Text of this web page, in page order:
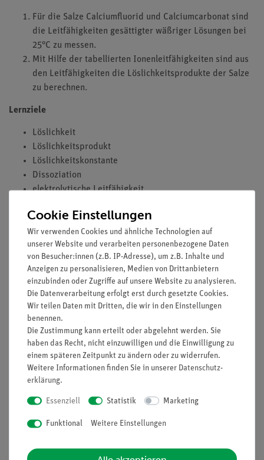
Für die Salze Calciumfluorid und Calciumcarbonat sind
die Leitfähigkeiten gesättigter wäßriger Lösungen bei
25°C zu messen.
Mit Hilfe der tabellierten Ionenleitfähigkeiten sind aus
den Leitfähigkeiten die Löslichkeitsprodukte der Salze
zu berechnen.
Lernziele
Löslichkeit
Löslichkeitsprodukt
Löslichkeitskonstante
Dissoziation
elektrolytische Leitfähigkeit
Leitwert
spezifische Leitfähigkeit
Ionenleitfähigkeit
Ionenbeweglichkeit
(Versuchsliteratur nur in Englisch)
Vorteile
Gute und reproduzierbare Ergebnisse durch
Temperaturkontrolle während des Experiments.
Die Verwendung des kompakten Cobra4 Smartsense
spart Platz.
Media / Downloads
Cookie Einstellungen
Wir verwenden Cookies und ähnliche Technologien auf
unserer Website und verarbeiten personenbezogene Daten
von Besucher:innen (z.B. IP-Adresse), um z.B. Inhalte und
Anzeigen zu personalisieren, Medien von Drittanbietern
einzubinden oder Zugriffe auf unsere Website zu analysieren.
Die Datenverarbeitung erfolgt erst durch gesetzte Cookies.
Wir teilen Daten mit Dritten, die wir in den Einstellungen
benennen.
Die Zustimmung kann erteilt oder abgelehnt werden. Sie
haben das Recht, nicht einzuwilligen und die Einwilligung zu
einem späteren Zeitpunkt zu ändern oder zu widerrufen.
Weitere Informationen finden Sie in unserer Daten­schutz­
erklärung.
Essenziell Statistik Marketing
Funktional Weitere Einstellungen